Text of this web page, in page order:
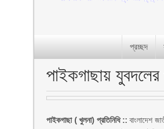
প্রচ্ছদ
পাইকগাছায় যুবদলের
পাইকগাছা ( খুলনা) প্রতিনিধি :: বাংলাদেশ